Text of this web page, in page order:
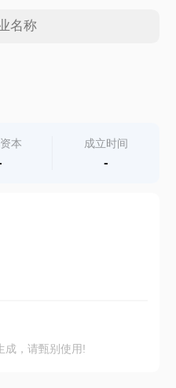
本 成立时间
-
成，请甄别使用!